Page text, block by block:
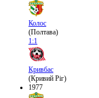
Колос
(Полтава)
1:1
Кривбас
(Кривий Ріг)
1977